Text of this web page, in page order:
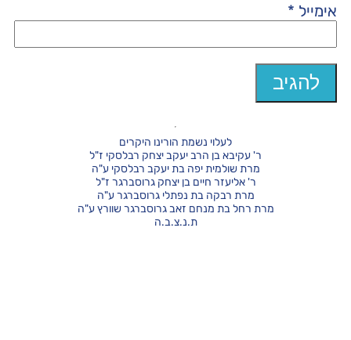
אימייל *
לעלוי נשמת הורינו היקרים
ר' עקיבא בן הרב יעקב יצחק רבלסקי ז"ל
מרת שולמית יפה בת יעקב רבלסקי ע"ה
ר' אליעזר חיים בן יצחק גרוסברגר ז"ל
מרת רבקה בת נפתלי גרוסברגר ע"ה
מרת רחל בת מנחם זאב גרוסברגר שוורץ ע"ה
ת.נ.צ.ב.ה